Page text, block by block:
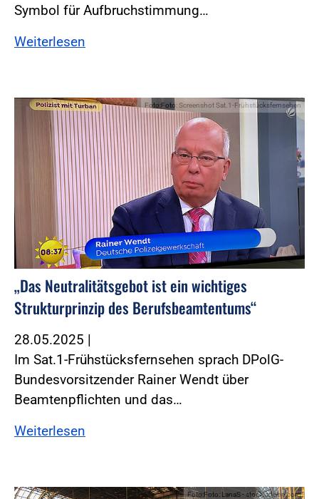
Symbol für Aufbruchstimmung…
Weiterlesen
Foto:Foto: Screenshot Sat.1-Frühstücksfernsehen
„Das Neutralitätsgebot ist ein wichtiges
Strukturprinzip des Berufsbeamtentums“
28.05.2025 |
Im Sat.1-Frühstücksfernsehen sprach DPolG-
Bundesvorsitzender Rainer Wendt über
Beamtenpflichten und das…
Weiterlesen
Foto:Foto: LanaS - stock.adobe.com